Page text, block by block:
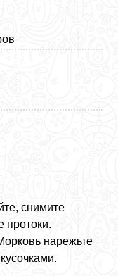
снимите
протоки.
нарежьте